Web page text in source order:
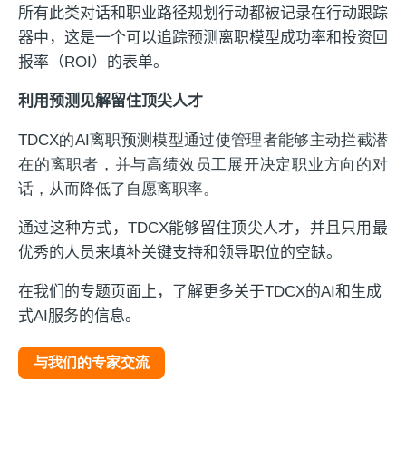
所有此类对话和职业路径规划行动都被记录在行动跟踪
器中，这是一个可以追踪预测离职模型成功率和投资回
报率（ROI）的表单。
利用预测见解留住顶尖人才
TDCX的AI离职预测模型通过使管理者能够主动拦截潜
在的离职者，并与高绩效员工展开决定职业方向的对
话，从而降低了自愿离职率。
通过这种方式，TDCX能够留住顶尖人才，并且只用最
优秀的人员来填补关键支持和领导职位的空缺。
在我们的专题页面上，了解更多关于TDCX的AI和生成
式AI服务的信息。
与我们的专家交流